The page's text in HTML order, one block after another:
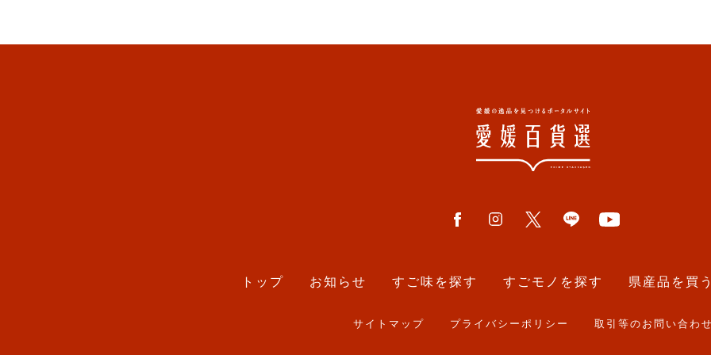
トップ お知らせ すご味を探す すごモノを探す 県産品を買う
サイトマップ プライバシーポリシー 取引等のお問い合わせ